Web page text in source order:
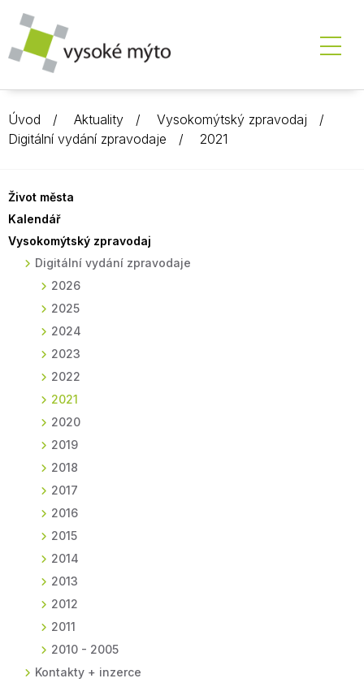
Úvod Aktuality
Vysokomýtský zpravodaj
Digitální vydání zpravodaje
2021
Život města
Kalendář
Vysokomýtský zpravodaj
Digitální vydání zpravodaje
2026
2025
2024
2023
2022
2021
2020
2019
2018
2017
2016
2015
2014
2013
2012
2011
2010 - 2005
Kontakty + inzerce